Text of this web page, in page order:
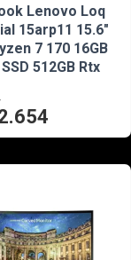
Lenovo Loq
15arp11 15.6"
7 170 16GB
SSD 512GB Rtx